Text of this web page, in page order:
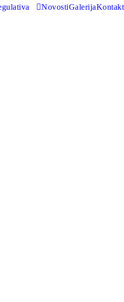
NovostiGalerijaKontakt
WITH VERTICAL